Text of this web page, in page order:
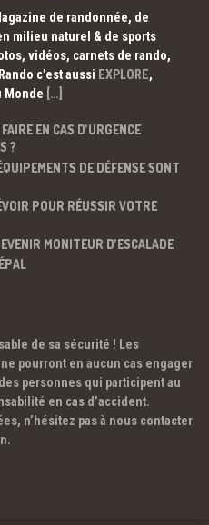
de randonnée, de
milieu naturel & de sports
vidéos, carnets de rando,
c’est aussi EXPLORE,
Monde […]
EN CAS D’URGENCE
?
DE DÉFENSE SONT
POUR RÉUSSIR VOTRE
MONITEUR D’ESCALADE
de sa sécurité ! Les
pourront en aucun cas engager
personnes qui participent au
en cas d’accident.
n’hésitez pas à nous contacter